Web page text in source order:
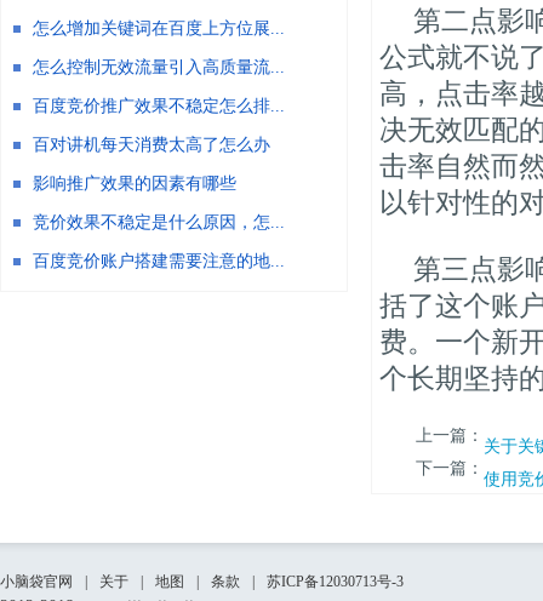
第二点影
公式就不说
高，点击率
决无效匹配
击率自然而
以针对性的
第三点影
括了这个账
费。一个新
个长期坚持
上一篇： 关于关
下一篇： 使用竞
怎么增加关键词在百度上方位展...
怎么控制无效流量引入高质量流...
百度竞价推广效果不稳定怎么排...
百对讲机每天消费太高了怎么办
影响推广效果的因素有哪些
竞价效果不稳定是什么原因，怎...
百度竞价账户搭建需要注意的地...
小脑袋官网 关于 地图 条款 苏ICP备12030713号-3